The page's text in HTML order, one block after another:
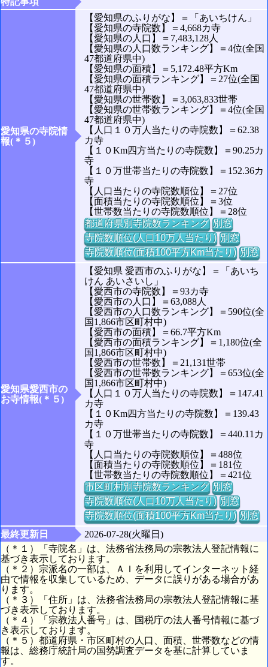
愛知県の寺院情
報(＊５)
【愛知県のふりがな】＝「あいちけん」
【愛知県の寺院数】＝4,668カ寺
【愛知県の人口】＝7,483,128人
【愛知県の人口数ランキング】＝4位(全国
47都道府県中)
【愛知県の面積】＝5,172.48平方Km
【愛知県の面積ランキング】＝27位(全国
47都道府県中)
【愛知県の世帯数】＝3,063,833世帯
【愛知県の世帯数ランキング】＝4位(全国
47都道府県中)
【人口１０万人当たりの寺院数】＝62.38
カ寺
【１０Km四方当たりの寺院数】＝90.25カ
寺
【１０万世帯当たりの寺院数】＝152.36カ
寺
【人口当たりの寺院数順位】＝27位
【面積当たりの寺院数順位】＝3位
【世帯数当たりの寺院数順位】＝28位
都道府県別寺院数ランキング 別窓
寺院数順位(人口10万人当たり) 別窓
寺院数順位(面積100平方Km当たり) 別窓
愛知県愛西市の
お寺情報(＊５)
【愛知県 愛西市のふりがな】＝「あいち
けん あいさいし」
【愛西市の寺院数】＝93カ寺
【愛西市の人口】＝63,088人
【愛西市の人口数ランキング】＝590位(全
国1,866市区町村中)
【愛西市の面積】＝66.7平方Km
【愛西市の面積ランキング】＝1,180位(全
国1,866市区町村中)
【愛西市の世帯数】＝21,131世帯
【愛西市の世帯数ランキング】＝653位(全
国1,866市区町村中)
【人口１０万人当たりの寺院数】＝147.41
カ寺
【１０Km四方当たりの寺院数】＝139.43
カ寺
【１０万世帯当たりの寺院数】＝440.11カ
寺
【人口当たりの寺院数順位】＝488位
【面積当たりの寺院数順位】＝181位
【世帯数当たりの寺院数順位】＝421位
市区町村別寺院数ランキング 別窓
寺院数順位(人口10万人当たり) 別窓
寺院数順位(面積100平方Km当たり) 別窓
最終更新日
2026-07-28(火曜日)
（＊１）「寺院名」は、法務省法務局の宗教法人登記情報に
基づき表示しております。
（＊２）宗派名の一部は、ＡＩを利用してインターネット経
由で情報を収集しているため、データに誤りがある場合があ
ります。
（＊３）「住所」は、法務省法務局の宗教法人登記情報に基
づき表示しております。
（＊４）「宗教法人番号」は、国税庁の法人番号情報に基づ
き表示しております。
（＊５）都道府県・市区町村の人口、面積、世帯数などの情
報は、総務庁統計局の国勢調査データを基に計算していま
す。